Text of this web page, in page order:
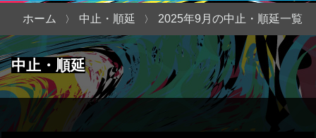
案内
当協
議会
につ
いて
中止・順延
ホーム 中止・順延 2025年9月の中止・順延一覧